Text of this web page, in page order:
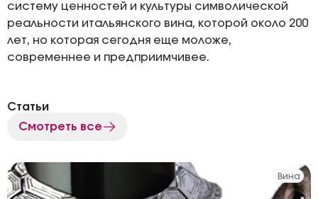
систему ценностей и культуры символической
реальности итальянского вина, которой около 200
лет, но которая сегодня еще моложе,
современнее и предприимчивее.
Статьи
Смотреть все
Вина